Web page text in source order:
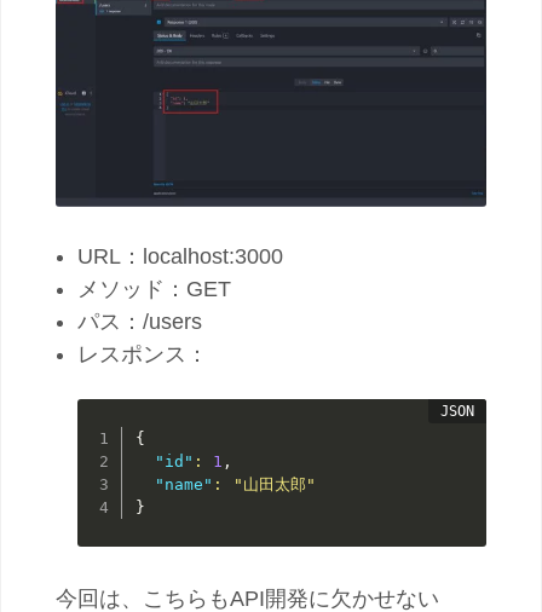
URL：localhost:3000
メソッド：GET
パス：/users
レスポンス：
{
"id" : 1 ,
"name" :
"山田太郎"
}
今回は、こちらもAPI開発に欠かせない